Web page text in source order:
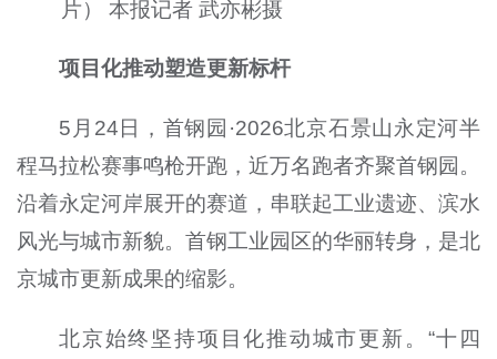
片） 本报记者 武亦彬摄
项目化推动塑造更新标杆
5月24日，首钢园·2026北京石景山永定河半
程马拉松赛事鸣枪开跑，近万名跑者齐聚首钢园。
沿着永定河岸展开的赛道，串联起工业遗迹、滨水
风光与城市新貌。首钢工业园区的华丽转身，是北
京城市更新成果的缩影。
北京始终坚持项目化推动城市更新。“十四